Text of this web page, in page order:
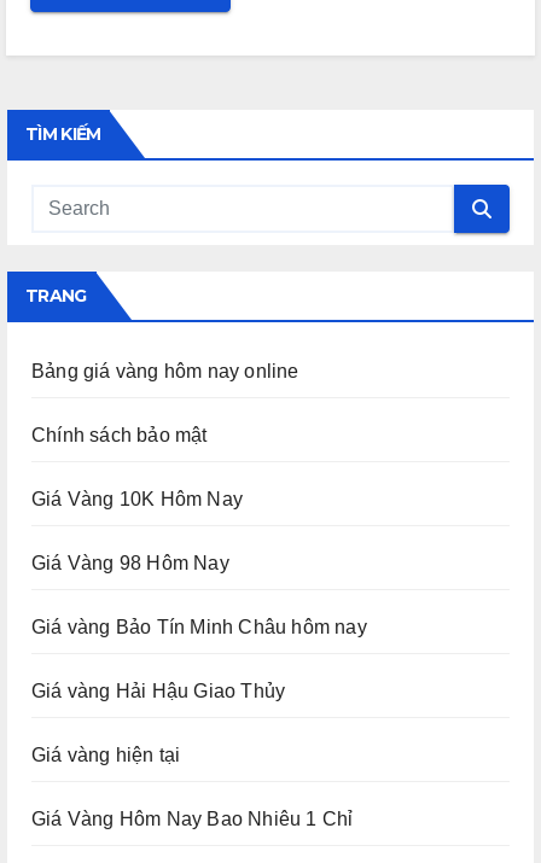
TÌM KIẾM
TRANG
Bảng giá vàng hôm nay online
Chính sách bảo mật
Giá Vàng 10K Hôm Nay
Giá Vàng 98 Hôm Nay
Giá vàng Bảo Tín Minh Châu hôm nay
Giá vàng Hải Hậu Giao Thủy
Giá vàng hiện tại
Giá Vàng Hôm Nay Bao Nhiêu 1 Chỉ